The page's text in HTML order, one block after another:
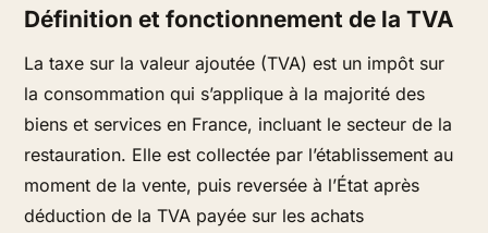
Définition et fonctionnement de la TVA
La taxe sur la valeur ajoutée (TVA) est un impôt sur
la consommation qui s’applique à la majorité des
biens et services en France, incluant le secteur de la
restauration. Elle est collectée par l’établissement au
moment de la vente, puis reversée à l’État après
déduction de la TVA payée sur les achats